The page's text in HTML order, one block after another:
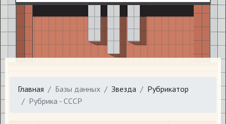
Главная Базы данных Звезда
Рубрикатор
Рубрика - СССР